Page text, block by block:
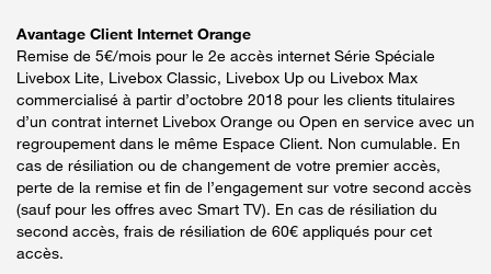
Avantage Client Internet Orange
Remise de 5€/mois pour le 2e accès internet Série Spéciale
Livebox Lite, Livebox Classic, Livebox Up ou Livebox Max
commercialisé à partir d’octobre 2018 pour les clients titulaires
d’un contrat internet Livebox Orange ou Open en service avec un
regroupement dans le même Espace Client. Non cumulable. En
cas de résiliation ou de changement de votre premier accès,
perte de la remise et fin de l’engagement sur votre second accès
(sauf pour les offres avec Smart TV). En cas de résiliation du
second accès, frais de résiliation de 60€ appliqués pour cet
accès.